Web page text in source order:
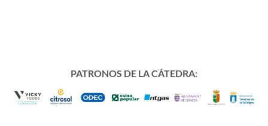
PATRONOS DE LA CÁTEDRA: